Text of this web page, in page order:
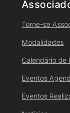
Torne-se
Modalidades
Calendário de
Eventos
Eventos